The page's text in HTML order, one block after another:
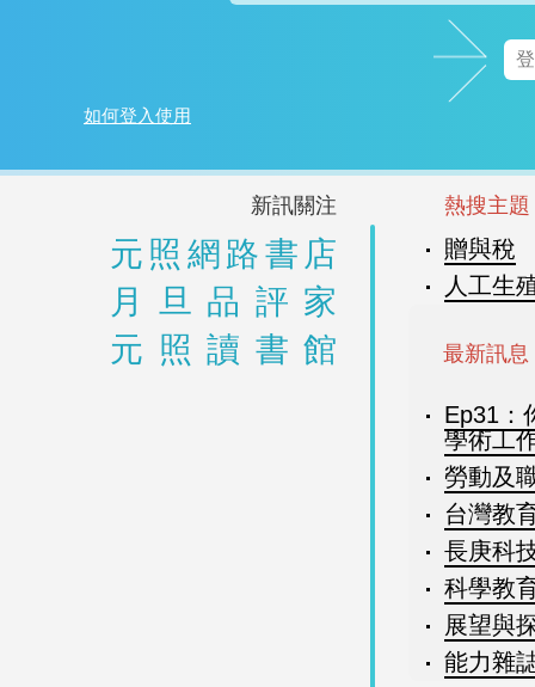
如何登入使用
新訊關注 熱搜主題
元照網路書店
月旦品評家
元照讀書館
贈與稅
人工生
最新訊息
Ep31：
學術工
勞動及
台灣教
長庚科
科學教
展望與
能力雜